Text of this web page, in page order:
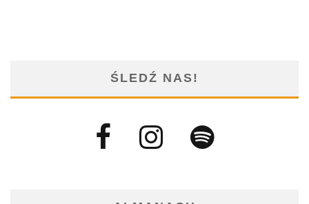
ŚLEDŹ NAS!